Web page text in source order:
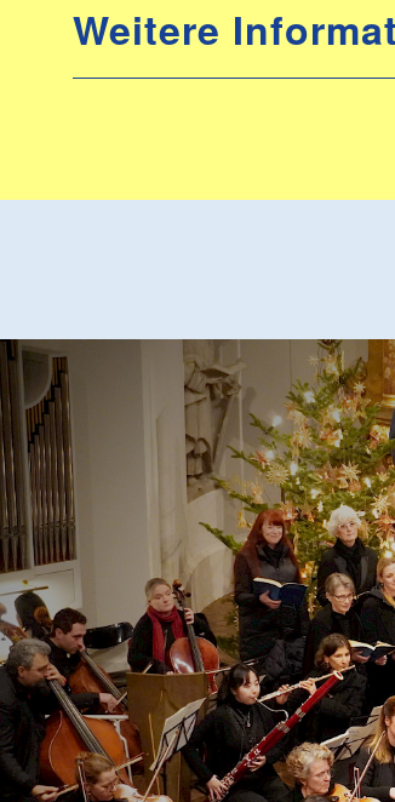
Weitere